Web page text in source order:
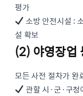
평가
소방 안전시설 :
설 확보
(2) 야영장업
모든 사전 절차가 완
관할 시·군·구청